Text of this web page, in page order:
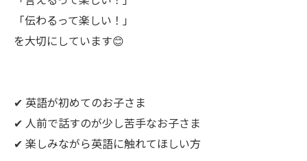
「伝わるって楽しい！」
を大切にしています😊
✔ 英語が初めてのお子さま
✔ 人前で話すのが少し苦手なお子さま
✔ 楽しみながら英語に触れてほしい方